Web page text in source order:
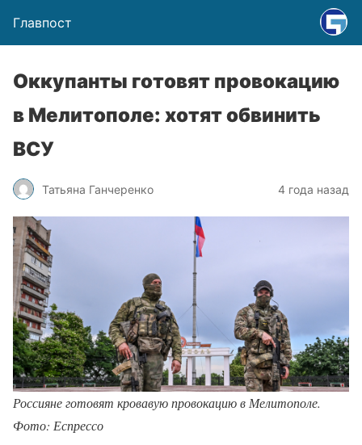
Главпост
Оккупанты готовят провокацию
в Мелитополе: хотят обвинить
ВСУ
Татьяна Ганчеренко 4 года назад
Россияне готовят кровавую провокацию в Мелитополе.
Фото: Еспрессо